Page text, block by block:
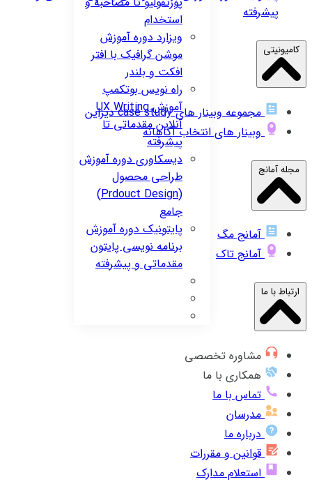
استخدام
ویزارددوره آموزش
موشن گرافیک با افتر
افکت و بلندر
راه نویسبوتکمپ
آموزش UX Writing
آنلاین مقدماتی تا
پیشرفته
دیسکاوریدوره آموزش
طراحی محصول
(Prdouct Design)
جامع
پایتونیکدوره آموزش
برنامه نویسی پایتون
مقدماتی و پیشرفته
پیشرفته
کامیونیتی
مجموعه وبینار های case study دیزاین
وبینار های انتخاب آگاهانه
مجله آمانج
آمانج مگ
آمانج تاک
ارتباط با ما
مشاوره تخصصی
همکاری با ما
تماس با ما
مدرسان
درباره ما
قوانین و مقررات
استعلام مدارک